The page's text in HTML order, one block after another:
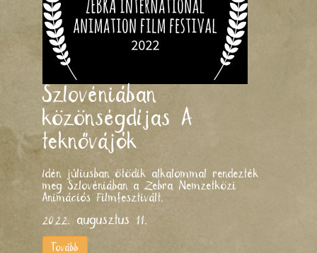
Szlovéniában
közönségdíjas A
teknővájók
Idén júliusban ötödik alkalommal rendezték
meg Szlovéniában a Zebra Nemzetközi
Animációs Filmfesztivált.
2022. augusztus 11.
Tovább